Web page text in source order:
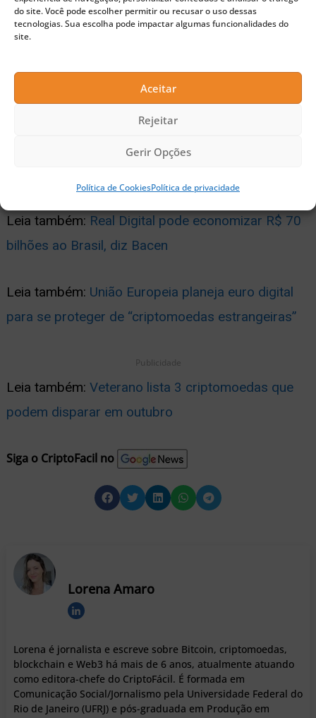
do site. Você pode escolher permitir ou recusar o uso dessas
tecnologias. Sua escolha pode impactar algumas funcionalidades do
site.
Aceitar
Rejeitar
Gerir Opções
Política de CookiesPolítica de privacidade
compra disponibilizado para o cartão de débito.
Publicidade
Confira abaixo a tabela:
Leia também: Real Digital pode economizar R$ 70
bilhões ao Brasil, diz Bacen
Leia também: União Europeia planeja euro digital
para se proteger de “criptomoedas estrangeiras”
Publicidade
Leia também: Veterano lista 3 criptomoedas que
podem disparar em outubro
Siga o CriptoFacil no
Lorena Amaro
Lorena é jornalista e escreve sobre Bitcoin, criptomoedas,
blockchain e Web3 há mais de 6 anos, atualmente atuando
como editora-chefe do CriptoFácil. É formada em
Comunicação Social/Jornalismo pela Universidade Federal do
Rio de Janeiro (UFRJ) e pós-graduada em Produção em